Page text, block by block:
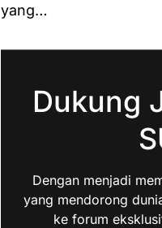
yang…
Dukung
Dengan menjadi
yang mendorong
ke forum